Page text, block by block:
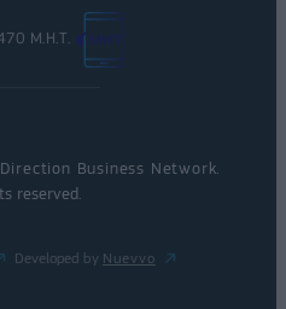
Μ.Η.Τ.
Direction Business Network
reserved.
Developed by Nuevvo